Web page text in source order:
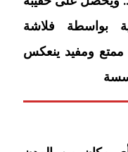
بواسطة فلاشة
ممتع ومفيد ينعكس